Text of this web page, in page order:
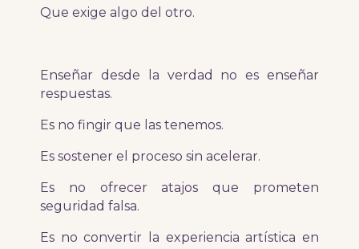
Que exige algo del otro.
Enseñar desde la verdad no es enseñar
respuestas.
Es no fingir que las tenemos.
Es sostener el proceso sin acelerar.
Es no ofrecer atajos que prometen
seguridad falsa.
Es no convertir la experiencia artística en